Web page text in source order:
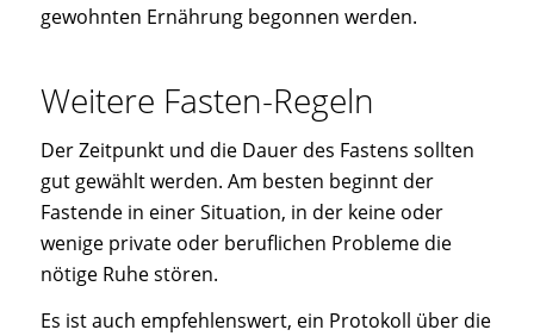
gewohnten Ernährung begonnen werden.
Weitere Fasten-Regeln
Der Zeitpunkt und die Dauer des Fastens sollten
gut gewählt werden. Am besten beginnt der
Fastende in einer Situation, in der keine oder
wenige private oder beruflichen Probleme die
nötige Ruhe stören.
Es ist auch empfehlenswert, ein Protokoll über die